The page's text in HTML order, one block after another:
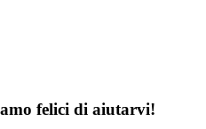
felici di aiutarvi!